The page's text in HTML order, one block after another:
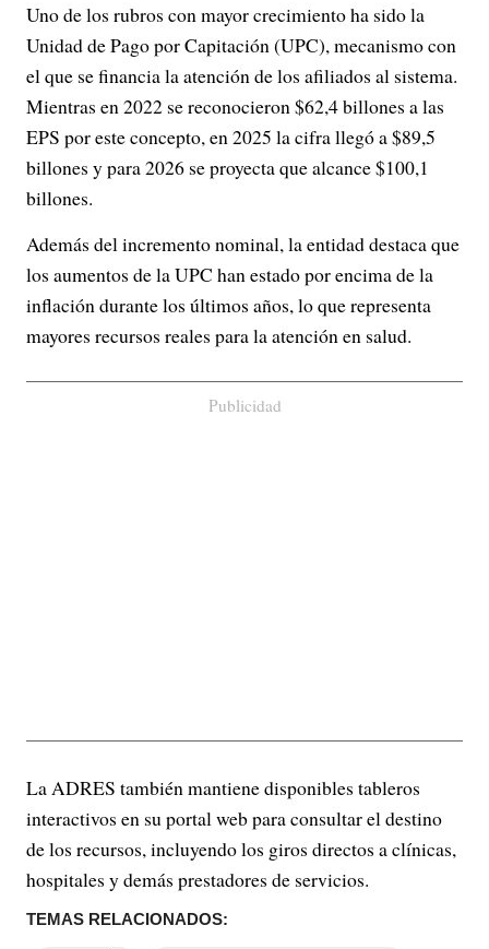
Uno de los rubros con mayor crecimiento ha sido la
Unidad de Pago por Capitación (UPC), mecanismo con
el que se financia la atención de los afiliados al sistema.
Mientras en 2022 se reconocieron $62,4 billones a las
EPS por este concepto, en 2025 la cifra llegó a $89,5
billones y para 2026 se proyecta que alcance $100,1
billones.
Además del incremento nominal, la entidad destaca que
los aumentos de la UPC han estado por encima de la
inflación durante los últimos años, lo que representa
mayores recursos reales para la atención en salud.
Publicidad
La ADRES también mantiene disponibles tableros
interactivos en su portal web para consultar el destino
de los recursos, incluyendo los giros directos a clínicas,
hospitales y demás prestadores de servicios.
TEMAS RELACIONADOS: